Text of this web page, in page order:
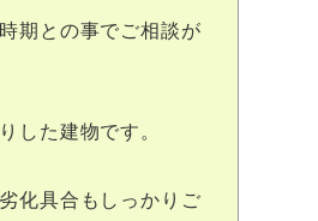
期との事でご相談が
した建物です。
化具合もしっかりご